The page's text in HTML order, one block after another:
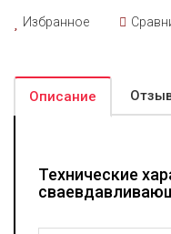
Избранное
Описание
Технические